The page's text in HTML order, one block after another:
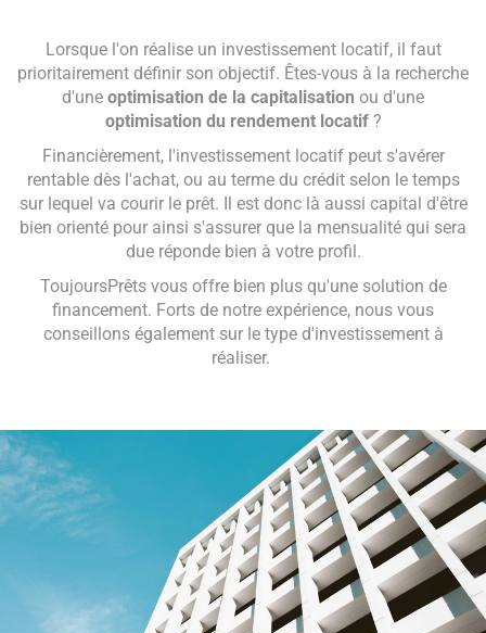
Lorsque l'on réalise un investissement locatif, il faut
prioritairement définir son objectif. Êtes-vous à la recherche
d'une optimisation de la capitalisation ou d'une
optimisation du rendement locatif ?
Financièrement, l'investissement locatif peut s'avérer
rentable dès l'achat, ou au terme du crédit selon le temps
sur lequel va courir le prêt. Il est donc là aussi capital d'être
bien orienté pour ainsi s'assurer que la mensualité qui sera
due réponde bien à votre profil.
ToujoursPrêts vous offre bien plus qu'une solution de
financement. Forts de notre expérience, nous vous
conseillons également sur le type d'investissement à
réaliser.